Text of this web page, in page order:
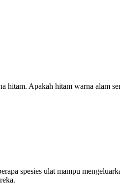
hitam. Apakah hitam warna alam
spesies ulat mampu